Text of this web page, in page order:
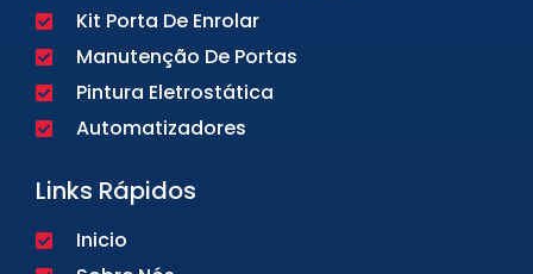
Kit Porta De Enrolar
Manutenção De Portas
Pintura Eletrostática
Automatizadores
Links Rápidos
Inicio